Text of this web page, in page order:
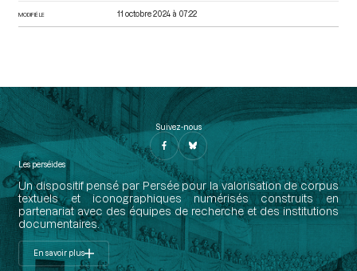
MODIFIÉ LE 11 octobre 2024 à 07:22
Suivez-nous
Les perséides
Un dispositif pensé par Persée pour la valorisation de corpus
textuels et iconographiques numérisés construits en
partenariat avec des équipes de recherche et des institutions
documentaires.
En savoir plus